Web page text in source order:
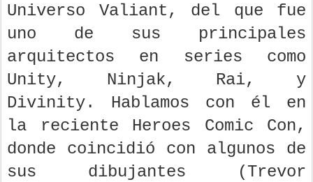
Universo Valiant, del que fue
uno de sus principales
arquitectos en series como
Unity, Ninjak, Rai, y
Divinity. Hablamos con él en
la reciente Heroes Comic Con,
donde coincidió con algunos de
sus dibujantes (Trevor